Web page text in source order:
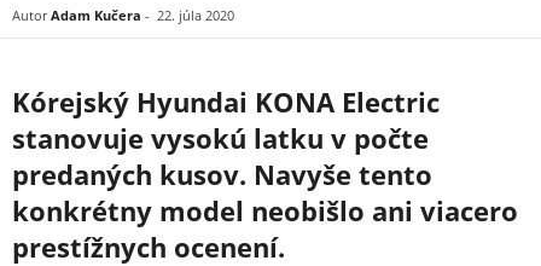
Autor Adam Kučera - 22. júla 2020
Kórejský Hyundai KONA Electric
stanovuje vysokú latku v počte
predaných kusov. Navyše tento
konkrétny model neobišlo ani viacero
prestížnych ocenení.